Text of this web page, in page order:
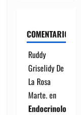
COMENTARIOS
Ruddy
Griselidy De
La Rosa
Marte.en
Endocrinología